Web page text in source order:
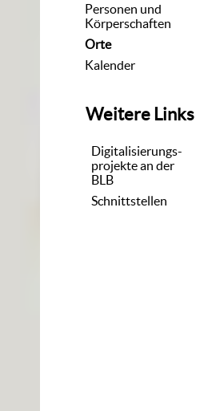
Personen und
Körperschaften
Orte
Kalender
Weitere Links
Digitalisierungs-
projekte an der
BLB
Schnittstellen